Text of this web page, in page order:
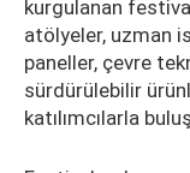
kurgulanan
atölyeler, uzman
paneller, çevre
sürdürülebilir
katılımcılarla